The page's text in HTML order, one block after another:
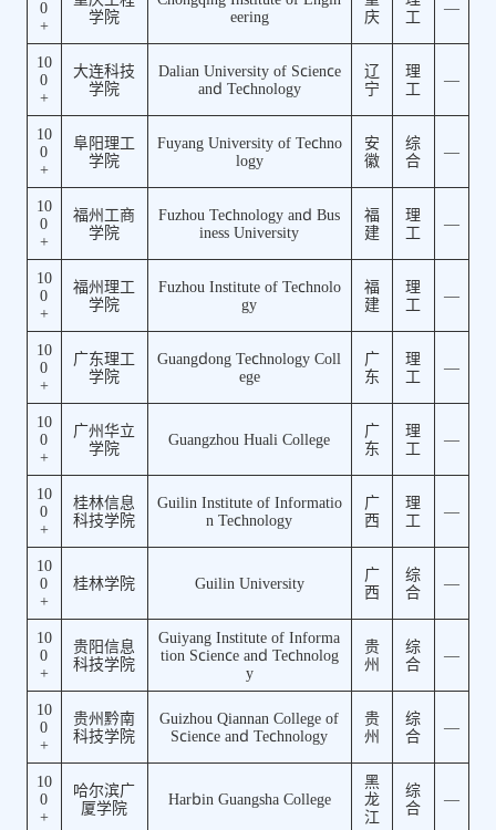
0
+
学院
eering
庆
工
—
10
0
+
大连科技
学院
Dalian University of Science
and Technology
辽
宁
理
工
—
10
0
+
阜阳理工
学院
Fuyang University of Techno
logy
安
徽
综
合
—
10
0
+
福州工商
学院
Fuzhou Technology and Bus
iness University
福
建
理
工
—
10
0
+
福州理工
学院
Fuzhou Institute of Technolo
gy
福
建
理
工
—
10
0
+
广东理工
学院
Guangdong Technology Coll
ege
广
东
理
工
—
10
0
+
广州华立
学院
Guangzhou Huali College
广
东
理
工
—
10
0
+
桂林信息
科技学院
Guilin Institute of Informatio
n Technology
广
西
理
工
—
10
0
+
桂林学院 Guilin University
广
西
综
合
—
10
0
+
贵阳信息
科技学院
Guiyang Institute of Informa
tion Science and Technolog
y
贵
州
综
合
—
10
0
+
贵州黔南
科技学院
Guizhou Qiannan College of
Science and Technology
贵
州
综
合
—
10
0
+
哈尔滨广
厦学院
Harbin Guangsha College
黑
龙
江
综
合
—